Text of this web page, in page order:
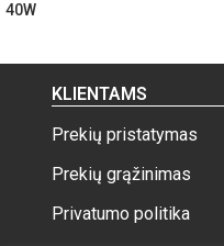
40W
KLIENTAMS
Prekių pristatymas
Prekių grąžinimas
Privatumo politika